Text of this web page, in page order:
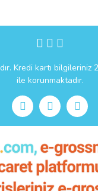
Kredi kartı bilgileriniz
ile korunmaktadır.